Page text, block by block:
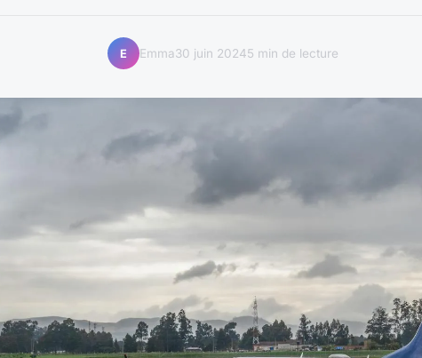
E Emma30 juin 20245 min de lecture